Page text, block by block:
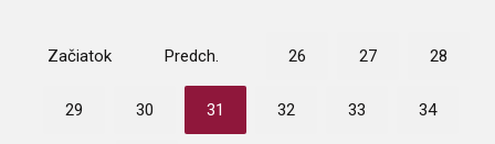
Začiatok Predch. 26 27 28
29 30 31 32 33 34